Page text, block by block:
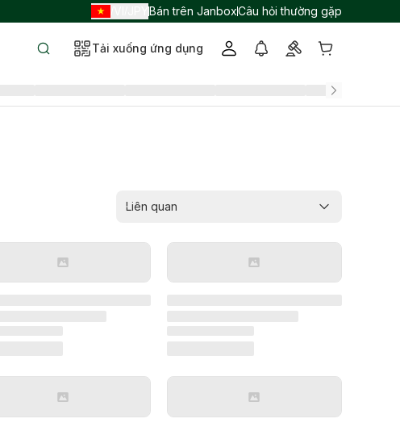
Bán trên JanboxCâu hỏi thường gặp
Tải xuống ứng dụng
Liên quan